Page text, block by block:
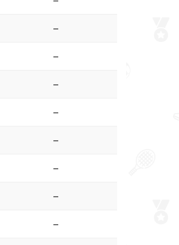
–
–
–
–
–
–
–
–